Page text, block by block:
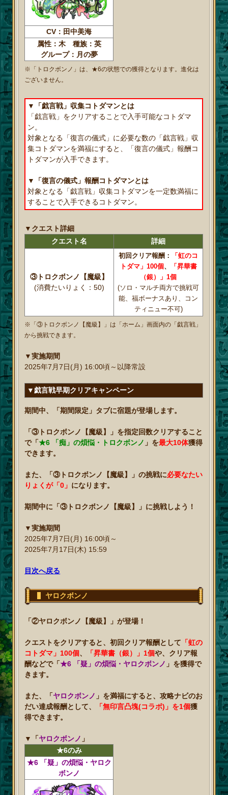
CV：田中美海
属性：木 種族：英
グループ：月の夢
※「トロクボンノ」は、★6の状態での獲得となります。進化は
ございません。
▼「戯言戦」収集コトダマンとは
「戯言戦」をクリアすることで入手可能なコトダマ
ン。
対象となる「復言の儀式」に必要な数の「戯言戦」収
集コトダマンを満福にすると、「復言の儀式」報酬コ
トダマンが入手できます。
▼「復言の儀式」報酬コトダマンとは
対象となる「戯言戦」収集コトダマンを一定数満福に
することで入手できるコトダマン。
▼クエスト詳細
クエスト名
詳細
③トロクボンノ【魔級】
(消費たいりょく：50)
初回クリア報酬：
「虹のコ
トダマ」100個 、
「昇華書
（銀）」1個
(ソロ・マルチ両方で挑戦可
能、福ボーナスあり、コン
ティニュー不可)
※「③トロクボンノ【魔級】」は「ホーム」画面内の「戯言戦」
から挑戦できます。
▼実施期間
2025年7月7日(月) 16:00頃～以降常設
▼戯言戦早期クリアキャンペーン
期間中、「期間限定」タブに宿題が登場します。
「③トロクボンノ【魔級】」を指定回数クリアすること
で「★6 「痴」の煩悩・トロクボンノ 」を最大10体獲得
できます。
また、「③トロクボンノ【魔級】」の挑戦に必要なたい
りょくが「0」 になります。
期間中に「③トロクボンノ【魔級】」に挑戦しよう！
▼実施期間
2025年7月7日(月) 16:00頃～
2025年7月17日(木) 15:59
目次へ戻る
ヤロクボンノ
「②ヤロクボンノ【魔級】」が登場！
クエストをクリアすると、初回クリア報酬として 「虹の
コトダマ」100個、 「昇華書（銀）」1個や、クリア報
酬などで「★6 「疑」の煩悩・ヤロクボンノ 」を獲得で
きます。
また、「ヤロクボンノ 」を満福にすると、攻略ナビのお
だい達成報酬として、
「無印言凸塊(コラボ)」を1個獲
得できます。
▼ 「ヤロクボンノ 」
★6のみ
★6 「疑」の煩悩・ヤロク
ボンノ